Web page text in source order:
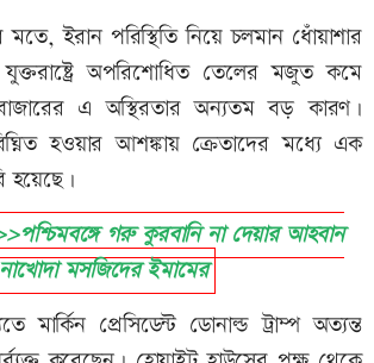
মতে, ইরান পরিস্থিতি নিয়ে চলমান ধোঁয়াশার
যুক্তরাষ্ট্রে অপরিশোধিত তেলের মজুত কমে
বাজারের এ অস্থিরতার অন্যতম বড় কারণ।
হওয়ার আশঙ্কায় ক্রেতাদের মধ্যে এক
হয়েছে।
গরু কুরবানি না দেয়ার আহবান
নাখোদা মসজিদের ইমামের
মার্কিন প্রেসিডেন্ট ডোনাল্ড ট্রাম্প অত্যন্ত